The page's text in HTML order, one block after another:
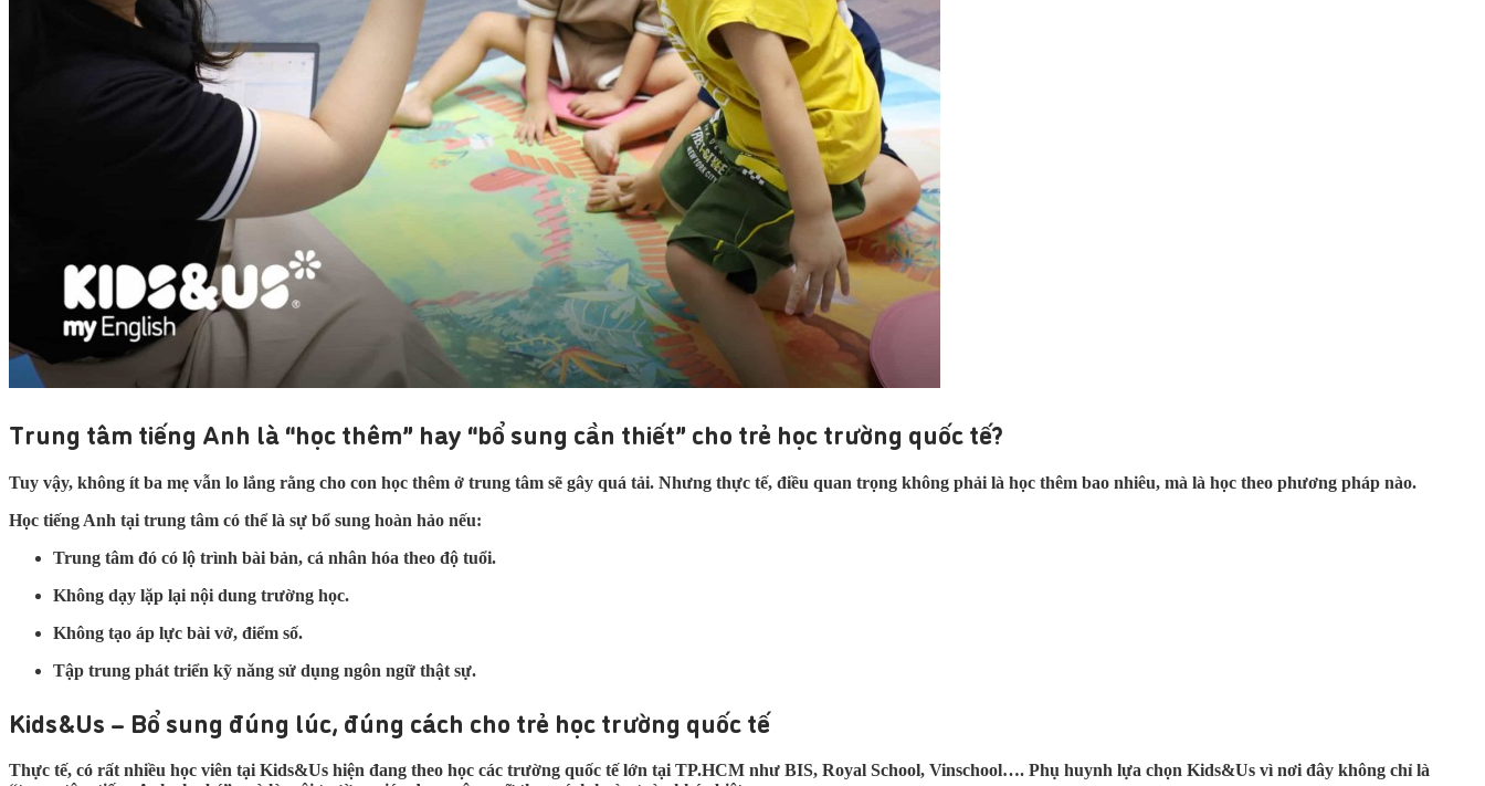
Trung tâm tiếng Anh là “học thêm” hay “bổ sung cần thiết” cho trẻ học trường quốc tế?
Tuy vậy, không ít ba mẹ vẫn lo lắng rằng cho con học thêm ở trung tâm sẽ gây quá tải. Nhưng thực tế, điều quan trọng không phải là học thêm bao nhiêu, mà là học theo phương pháp nào.
Học tiếng Anh tại trung tâm có thể là sự bổ sung hoàn hảo nếu:
Trung tâm đó có lộ trình bài bản, cá nhân hóa theo độ tuổi.
Không dạy lặp lại nội dung trường học.
Không tạo áp lực bài vở, điểm số.
Tập trung phát triển kỹ năng sử dụng ngôn ngữ thật sự.
Kids&Us – Bổ sung đúng lúc, đúng cách cho trẻ học trường quốc tế
Thực tế, có rất nhiều học viên tại Kids&Us hiện đang theo học các trường quốc tế lớn tại TP.HCM như BIS, Royal School, Vinschool…. Phụ huynh lựa chọn Kids&Us vì nơi đây không chỉ là